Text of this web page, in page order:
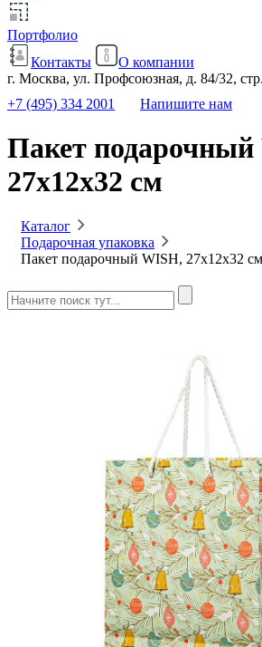
Портфолио
Контакты
О компании
г. Москва, ул. Профсоюзная, д. 84/32,
+7 (495) 334 2001
Напишите нам
Пакет
27х12х32 см
Каталог
Подарочная упаковка
Пакет подарочный WISH, 27х12х32 см